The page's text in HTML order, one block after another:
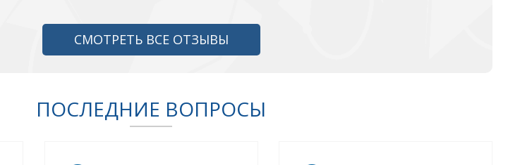
СМОТРЕТЬ ВСЕ ОТЗЫВЫ
ПОСЛЕДНИЕ ВОПРОСЫ